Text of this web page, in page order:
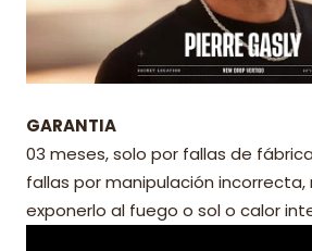
GARANTIA
03 meses, solo por fallas de
fallas por manipulación incorrecta,
exponerlo al fuego o sol o calor